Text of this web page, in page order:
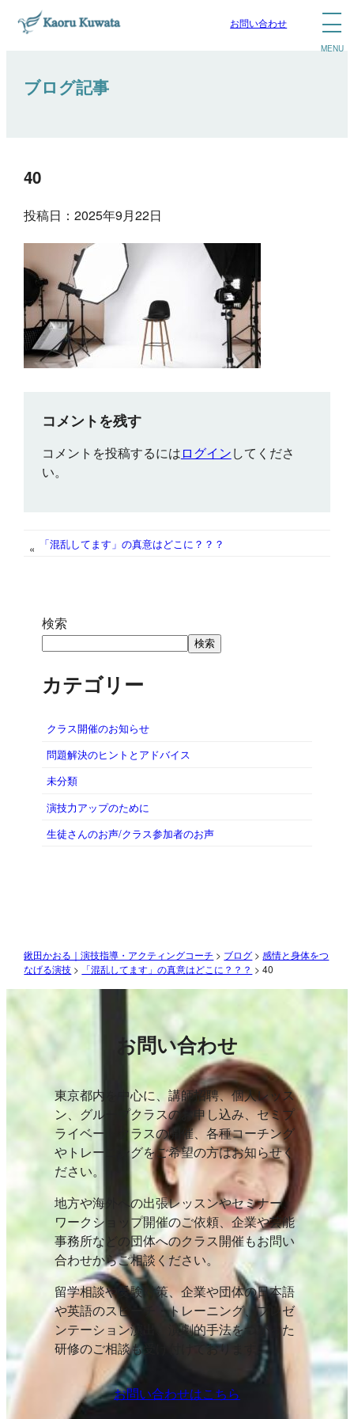
お問い合わせ
ブログ記事
40
投稿日：2025年9月22日
コメントを残す
コメントを投稿するにはログインしてくださ
い。
« 「混乱してます」の真意はどこに？？？
検索
検索
カテゴリー
クラス開催のお知らせ
問題解決のヒントとアドバイス
未分類
演技力アップのために
生徒さんのお声/クラス参加者のお声
鍬田かおる｜演技指導・アクティングコーチ > ブログ >感情と身体をつ
なげる演技 > 「混乱してます」の真意はどこに？？？ >40
お問い合わせ
東京都内を中心に、講師招聘、個人レッス
ン、グループクラスのお申し込み、セミプ
ライベートクラスの開催、各種コーチング
やトレーニングをご希望の方はお知らせく
ださい。
地方や海外への出張レッスンやセミナー、
ワークショップ開催のご依頼、企業や芸能
事務所などの団体へのクラス開催もお問い
合わせからご相談ください。
留学相談や受験対策、企業や団体の日本語
や英語のスピーチ・トレーニング、プレゼ
ンテーション演出、演劇的手法をつかった
研修のご相談も受け付けております。
お問い合わせはこちら